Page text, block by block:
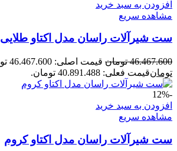
افزودن به سبد خرید
مشاهده سریع
ست شیرآلات راسان مدل اکتاو طلایی
46.467.600 تومان قیمت اصلی: 46.467.600 تومان بود.
تومانقیمت فعلی: 40.891.488 تومان.
-12%
افزودن به سبد خرید
مشاهده سریع
ست شیرآلات راسان مدل اکتاو کروم